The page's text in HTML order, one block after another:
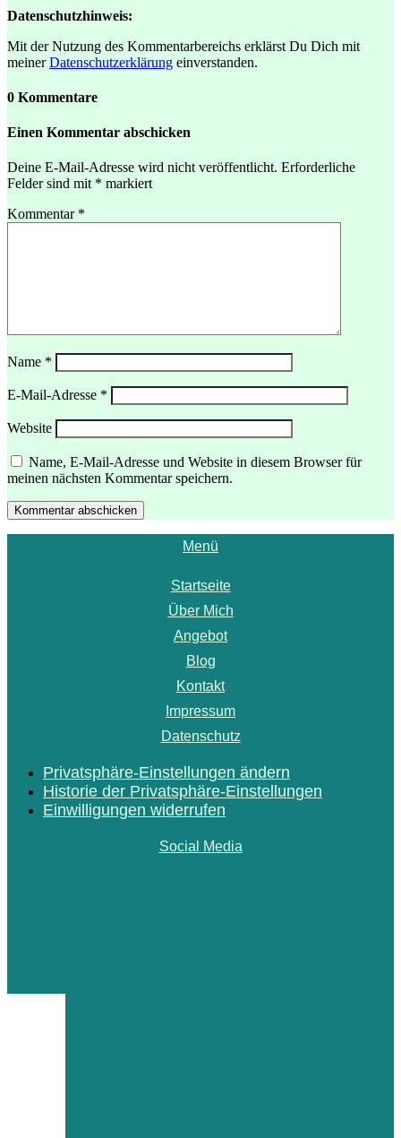
Datenschutzhinweis:
Mit der Nutzung des Kommentarbereichs erklärst Du Dich mit
meinerDatenschutzerklärung einverstanden.
0 Kommentare
Einen Kommentar abschicken
Deine E-Mail-Adresse wird nicht veröffentlicht. Erforderliche
Felder sind mit * markiert
Kommentar *
Name *
E-Mail-Adresse *
Website
Name, E-Mail-Adresse und Website in diesem Browser für
meinen nächsten Kommentar speichern.
Kommentar abschicken
Menü
Startseite
Über Mich
Angebot
Blog
Kontakt
Impressum
Datenschutz
Privatsphäre-Einstellungen ändern
Historie der Privatsphäre-Einstellungen
Einwilligungen widerrufen
Social Media